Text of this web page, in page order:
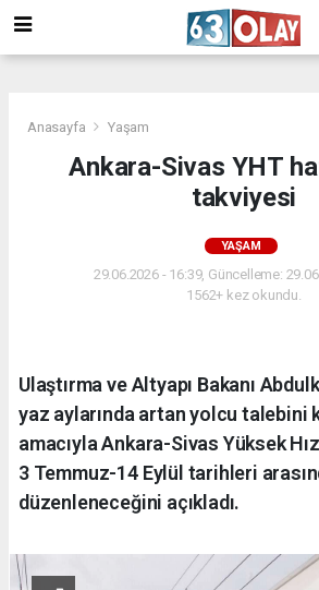
Anasayfa Yaşam
Ankara-Sivas YHT
takviyesi
YAŞAM
29.06.2026 - 16:39, Güncelleme:
1562+ kez okundu.
Ulaştırma ve Altyapı Bakanı
yaz aylarında artan yolcu talebini
amacıyla Ankara-Sivas Yüksek
3 Temmuz-14 Eylül tarihleri
düzenleneceğini açıkladı.